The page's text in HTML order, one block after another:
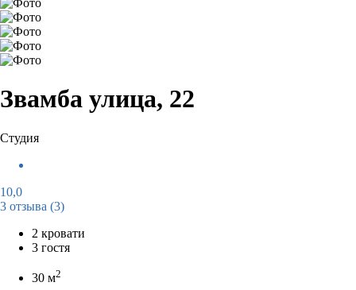
Звамба улица, 22
Студия
10,0
3 отзыва (3)
2 кровати
3 гостя
30 м2